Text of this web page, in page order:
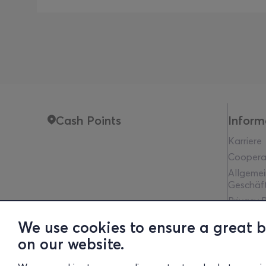
We use cookies to ensure a great
on our website.
Cash Points
Karriere
Privacy